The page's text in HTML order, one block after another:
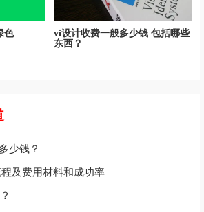
色
vi设计收费一般多少钱 包括哪些
东西？
少钱？
及费用材料和成功率